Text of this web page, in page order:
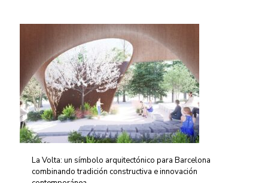
La Volta: un símbolo arquitectónico para Barcelona
combinando tradición constructiva e innovación